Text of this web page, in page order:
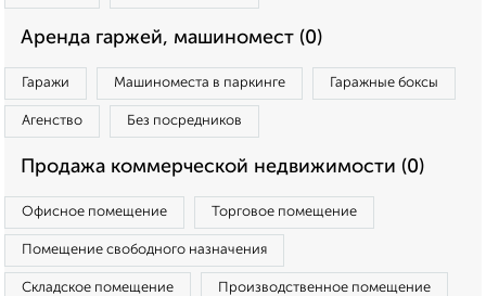
Аренда гаржей, машиномест (0)
Гаражи Машиноместа в паркинге Гаражные боксы
Агенство Без посредников
Продажа коммерческой недвижимости (0)
Офисное помещение Торговое помещение
Помещение свободного назначения
Складское помещение Производственное помещение